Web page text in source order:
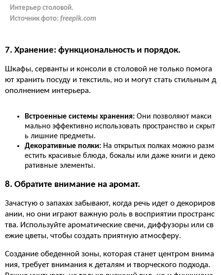
Интерьер столовой.
Источник фото: freepik.com
7. Хранение: функциональность и порядок.
Шкафы, серванты и консоли в столовой не только помога
ют хранить посуду и текстиль, но и могут стать стильным д
ополнением интерьера.
Встроенные системы хранения: Они позволяют макси
мально эффективно использовать пространство и скрыт
ь лишние предметы.
Декоративные полки: На открытых полках можно разм
естить красивые блюда, бокалы или даже книги и деко
ративные элементы.
8. Обратите внимание на аромат.
Зачастую о запахах забывают, когда речь идет о декориров
ании, но они играют важную роль в восприятии пространс
тва. Используйте ароматические свечи, диффузоры или св
ежие цветы, чтобы создать приятную атмосферу.
Создание обеденной зоны, которая станет центром внима
ния, требует внимания к деталям и творческого подхода.